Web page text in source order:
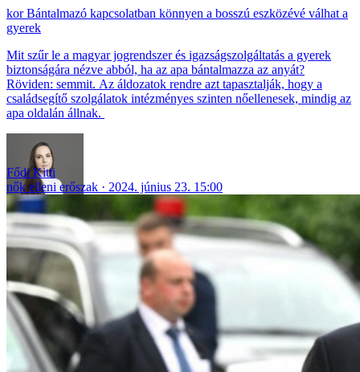
Bántalmazó kapcsolatban könnyen a bosszú eszközévé válhat a
gyerek
Mit szűr le a magyar jogrendszer és igazságszolgáltatás a gyerek
biztonságára nézve abból, ha az apa bántalmazza az anyát?
Röviden: semmit. Az áldozatok rendre azt tapasztalják, hogy a
családsegítő szolgálatok intézményes szinten nőellenesek, mindig az
apa oldalán állnak.
Fődi Kitti
nők elleni erőszak
2024. június 23. 15:00